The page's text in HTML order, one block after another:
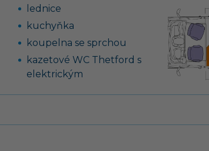
sprchovým koutem
lednice
kuchyňka
koupelna se sprchou
kazetové WC Thetford s
elektrickým